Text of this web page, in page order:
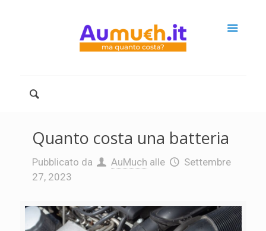
Quanto costa una batteria
Pubblicato da AuMuch alle
Settembre
27, 2023